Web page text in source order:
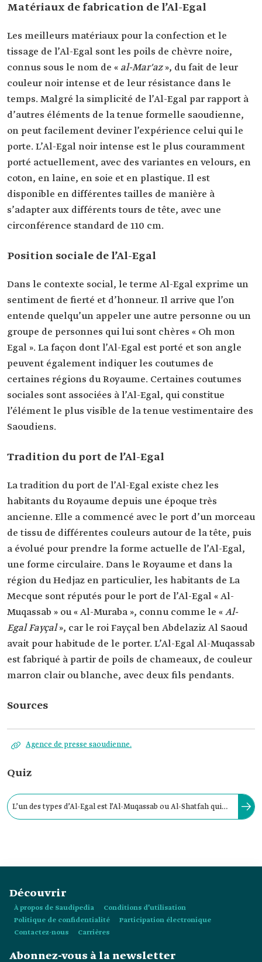
Matériaux de fabrication de l’Al-Egal
Les meilleurs matériaux pour la confection et le
tissage de l’Al-Egal sont les poils de chèvre noire,
connus sous le nom de « al-Mar'az», du fait de leur
couleur noir intense et de leur résistance dans le
temps. Malgré la simplicité de l’Al-Egal par rapport à
d’autres éléments de la tenue formelle saoudienne,
on peut facilement deviner l’expérience celui qui le
porte. L’Al-Egal noir intense est le plus couramment
porté actuellement, avec des variantes en velours, en
coton, en laine, en soie et en plastique. Il est
disponible en différentes tailles de manière à
s’adapter aux différents tours de tête, avec une
circonférence standard de 110 cm.
Position sociale de l’Al-Egal
Dans le contexte social, le terme Al-Egal exprime un
sentiment de fierté et d’honneur. Il arrive que l’on
entende quelqu’un appeler une autre personne ou un
groupe de personnes qui lui sont chères « Oh mon
Egal ». La façon dont l’Al-Egal est porté et son angle
peuvent également indiquer les coutumes de
certaines régions du Royaume. Certaines coutumes
sociales sont associées à l’Al-Egal, qui constitue
l’élément le plus visible de la tenue vestimentaire des
Saoudiens.
Tradition du port de l’Al-Egal
La tradition du port de l’Al-Egal existe chez les
habitants du Royaume depuis une époque très
ancienne. Elle a commencé avec le port d’un morceau
de tissu de différentes couleurs autour de la tête, puis
a évolué pour prendre la forme actuelle de l’Al-Egal,
une forme circulaire. Dans le Royaume et dans la
région du Hedjaz en particulier, les habitants de La
Mecque sont réputés pour le port de l’Al-Egal « Al-
Muqassab » ou « Al-Muraba », connu comme le «Al-
Egal Fayçal», car le roi Fayçal ben Abdelaziz Al Saoud
avait pour habitude de le porter. L’Al-Egal Al-Muqassab
est fabriqué à partir de poils de chameaux, de couleur
marron clair ou blanche, avec deux fils pendants.
Sources
Agence de presse saoudienne.
Quiz
L’un des types d’Al-Egal est l’Al-Muqassab ou Al-Shatfah qui
Découvrir
À propos de Saudipedia
Conditions d’utilisation
Politique de confidentialité
Participation électronique
Contactez-nous
Carrières
Abonnez-vous à la newsletter